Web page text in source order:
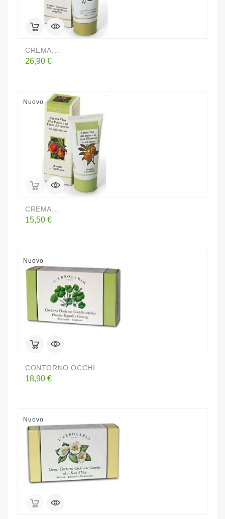
CREMA...
Prezzo
26,90 €
Nuovo
CREMA...
Prezzo
15,50 €
Nuovo
CONTORNO OCCHI...
Prezzo
18,90 €
Nuovo